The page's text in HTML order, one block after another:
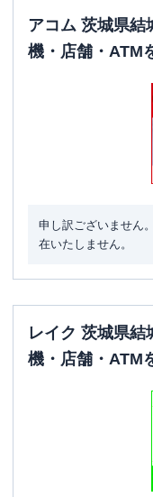
アコム 茨城県結
機・店舗・ATM
申し訳ございません
在いたしません。
レイク 茨城県結
機・店舗・ATM